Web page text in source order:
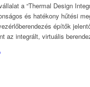
a “Thermal Design
és hatékony hűtési
építők
az integrált, virtuális